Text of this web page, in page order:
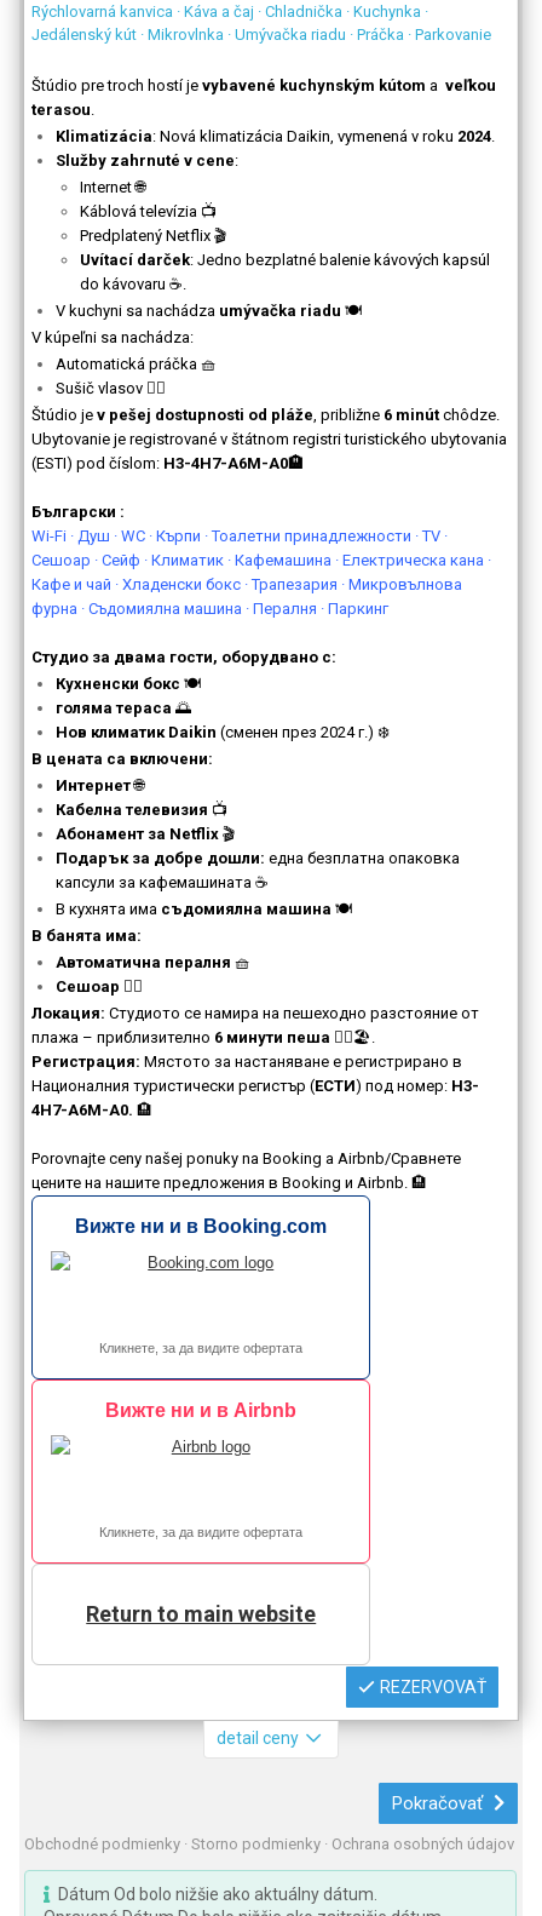
Rýchlovarná kanvica · Káva a čaj · Chladnička · Kuchynka ·
Jedálenský kút · Mikrovlnka · Umývačka riadu · Práčka · Parkovanie
Štúdio pre troch hostí jevybavené kuchynským kútom a veľkou
terasou.
Klimatizácia: Nová klimatizácia Daikin, vymenená v roku 2024.
Služby zahrnuté v cene:
Internet 🌐
Káblová televízia 📺
Predplatený Netflix 🎬
Uvítací darček: Jedno bezplatné balenie kávových kapsúl
do kávovaru ☕.
V kuchyni sa nachádza umývačka riadu 🍽
V kúpeľni sa nachádza:
Automatická práčka 🧺
Sušič vlasov 💇‍♀️
Štúdio jev pešej dostupnosti od pláže, približne 6 minút chôdze.
Ubytovanie je registrované v štátnom registri turistického ubytovania
(ESTI) pod číslom: H3-4H7-A6M-A0🏨
Български :
Wi-Fi · Душ · WC · Кърпи · Тоалетни принадлежности · TV ·
Сешоар · Сейф · Климатик · Кафемашина · Електрическа кана ·
Кафе и чай · Хладенски бокс · Трапезария · Микровълнова
фурна · Съдомиялна машина · Пералня · Паркинг
Студио за двама гости, оборудвано с:
Кухненски бокс 🍽️
голяма тераса 🌅
Нов климатик Daikin (сменен през 2024 г.) ❄️
В цената са включени:
Интернет🌐
Кабелна телевизия 📺
Абонамент за Netflix 🎬
Подарък за добре дошли: една безплатна опаковка
капсули за кафемашината ☕
В кухнята има съдомиялна машина 🍽️
В банята има:
Автоматична пералня 🧺
Сешоар 💇‍♀️
Локация: Студиото се намира на пешеходно разстояние от
плажа – приблизително 6 минути пеша 🚶‍♂️🏖️.
Регистрация: Мястото за настаняване е регистрирано в
Националния туристически регистър (ЕСТИ) под номер: H3-
4H7-A6M-A0. 🏨
Porovnajte ceny našej ponuky na Booking a Airbnb/Сравнете
цените на нашите предложения в Booking и Airbnb. 🏨
Вижте ни и в Booking.com
Кликнете, за да видите офертата
Вижте ни и в Airbnb
Кликнете, за да видите офертата
Return to main website
REZERVOVAŤ
detail ceny
Pokračovať
Obchodné podmienky ·Storno podmienky · Ochrana osobných údajov
Dátum Od bolo nižšie ako aktuálny dátum.